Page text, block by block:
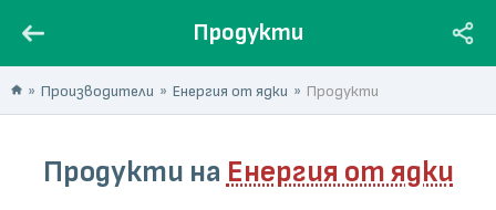
Продукти
Производители Енергия от ядки Продукти
Продукти на Енергия от ядки